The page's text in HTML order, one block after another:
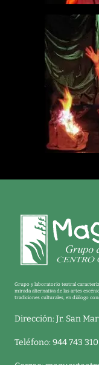
Grupo y laboratorio teatral
mirada alternativa de las artes
tradiciones culturales, en diálogo
Dirección: Jr. San
Teléfono: 944 743 310